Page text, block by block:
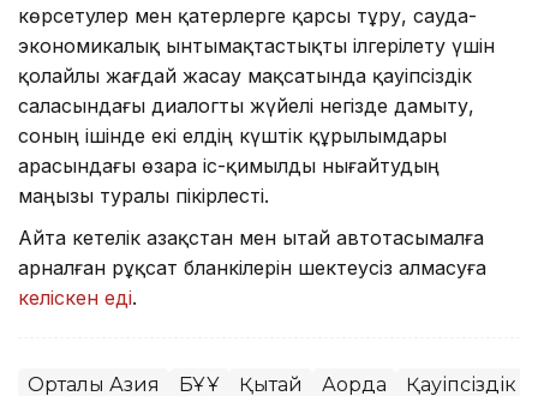
көрсетулер мен қатерлерге қарсы тұру, сауда-
экономикалық ынтымақтастықты ілгерілету үшін
қолайлы жағдай жасау мақсатында қауіпсіздік
саласындағы диалогты жүйелі негізде дамыту,
соның ішінде екі елдің күштік құрылымдары
арасындағы өзара іс-қимылды нығайтудың
маңызы туралы пікірлесті.
Айта кетелік Қазақстан мен Қытай автотасымалға
арналған рұқсат бланкілерін шектеусіз алмасуға
келіскен еді.
Орталық Азия БҰҰ Қытай Ақорда Қауіпсіздік